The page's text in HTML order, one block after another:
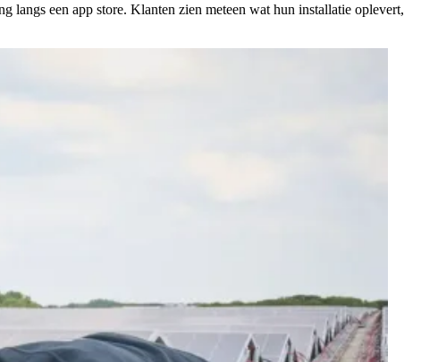
langs een app store. Klanten zien meteen wat hun installatie oplevert,